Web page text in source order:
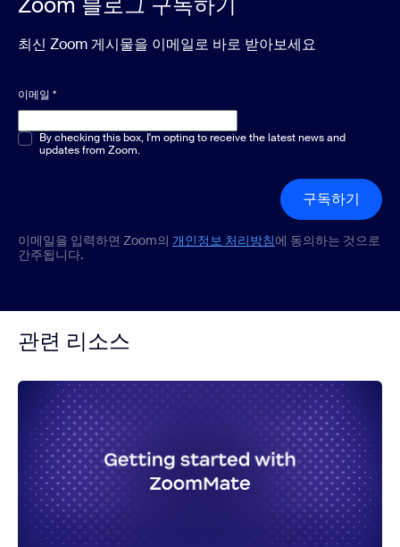
최신 Zoom 게시물을 이메일로 바로 받아보세요
이메일 *
객관식 또는 단답형*
By checking this box, I'm opting to receive the latest news and
updates from Zoom.
구독하기
이메일을 입력하면 Zoom의 개인정보 처리방침에 동의하는 것으로
간주됩니다.
관련 리소스